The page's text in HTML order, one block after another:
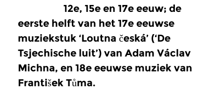
12e, 15e en 17e eeuw; de
eerste helft van het 17e eeuwse
muziekstuk ‘Loutna česká’ (‘De
Tsjechische luit’) van Adam Václav
Michna, en 18e eeuwse muziek van
František Tůma.